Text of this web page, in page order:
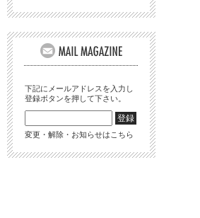
下記にメールアドレスを入力し
登録ボタンを押して下さい。
変更・解除・お知らせはこちら